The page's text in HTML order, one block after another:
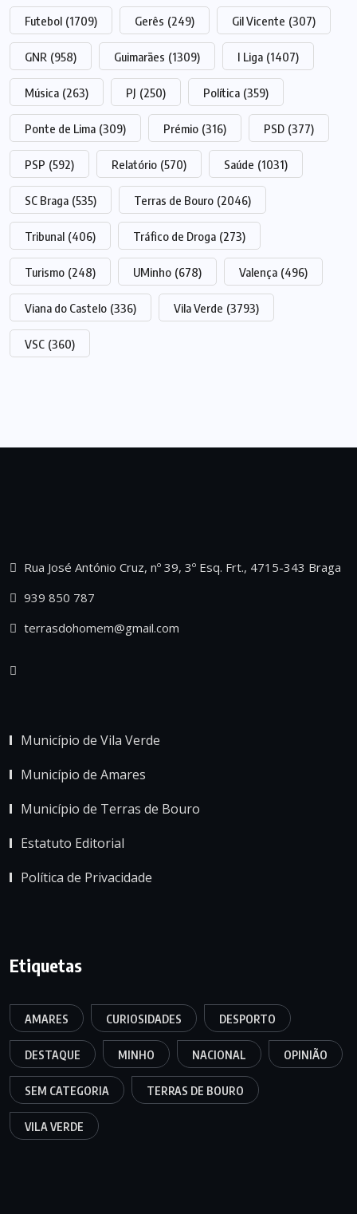
Futebol (1709) Gerês (249) Gil Vicente (307)
GNR (958) Guimarães (1309) I Liga (1407)
Música (263) PJ (250) Política (359)
Ponte de Lima (309) Prémio (316) PSD (377)
PSP (592) Relatório (570) Saúde (1031)
SC Braga (535) Terras de Bouro (2046)
Tribunal (406) Tráfico de Droga (273)
Turismo (248) UMinho (678) Valença (496)
Viana do Castelo (336) Vila Verde (3793)
VSC (360)
Rua José António Cruz, nº 39, 3º Esq. Frt., 4715-343 Braga
939 850 787
terrasdohomem@gmail.com
Município de Vila Verde
Município de Amares
Município de Terras de Bouro
Estatuto Editorial
Política de Privacidade
Etiquetas
AMARES CURIOSIDADES DESPORTO
DESTAQUE MINHO NACIONAL OPINIÃO
SEM CATEGORIA TERRAS DE BOURO
VILA VERDE